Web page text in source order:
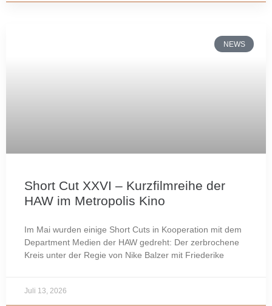
NEWS
Short Cut XXVI – Kurzfilmreihe der
HAW im Metropolis Kino
Im Mai wurden einige Short Cuts in Kooperation mit dem
Department Medien der HAW gedreht: Der zerbrochene
Kreis unter der Regie von Nike Balzer mit Friederike
Juli 13, 2026